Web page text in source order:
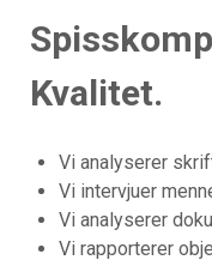
Kvalitet.
Vi analyserer
Vi intervjuer
Vi analyserer
Vi rapporterer